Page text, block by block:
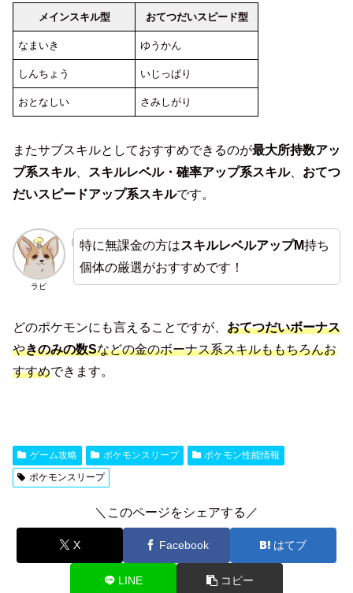
メインスキル型 おてつだいスピード型
なまいき ゆうかん
しんちょう いじっぱり
おとなしい さみしがり
またサブスキルとしておすすめできるのが最大所持数アッ
プ系スキル、 スキルレベル・確率アップ系スキル、 おてつ
だいスピードアップ系スキルです。
ラビ
特に無課金の方はスキルレベルアップM持ち
個体の厳選がおすすめです！
どのポケモンにも言えることですが、 おてつだいボーナス
やきのみの数Sなどの金のボーナス系スキルももちろんお
すすめできます。
ゲーム攻略 ポケモンスリープ
ポケモン性能情報
ポケモンスリープ
＼このページをシェアする／
X Facebook はてブ
LINE コピー